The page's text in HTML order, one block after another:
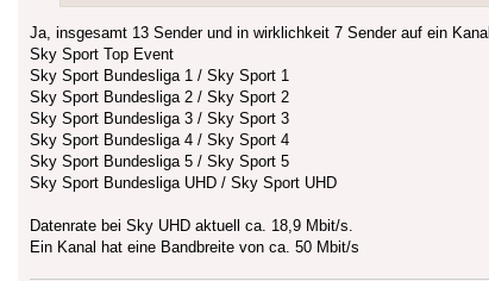
Ja, insgesamt 13 Sender und in wirklichkeit 7 Sender auf ein Kanal.
Sky Sport Top Event
Sky Sport Bundesliga 1 / Sky Sport 1
Sky Sport Bundesliga 2 / Sky Sport 2
Sky Sport Bundesliga 3 / Sky Sport 3
Sky Sport Bundesliga 4 / Sky Sport 4
Sky Sport Bundesliga 5 / Sky Sport 5
Sky Sport Bundesliga UHD / Sky Sport UHD
Datenrate bei Sky UHD aktuell ca. 18,9 Mbit/s.
Ein Kanal hat eine Bandbreite von ca. 50 Mbit/s